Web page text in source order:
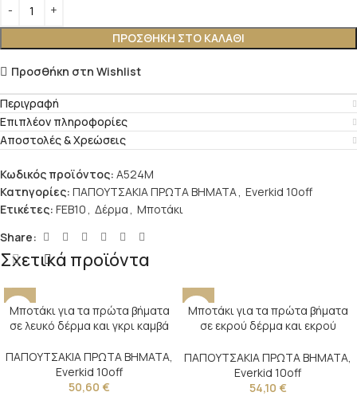
ΠΡΟΣΘΉΚΗ ΣΤΟ ΚΑΛΆΘΙ
Προσθήκη στη Wishlist
Περιγραφή
Επιπλέον πληροφορίες
Αποστολές & Χρεώσεις
Κωδικός προϊόντος: Α524Μ
Κατηγορίες: ΠΑΠΟΥΤΣΑΚΙΑ ΠΡΩΤΑ ΒΗΜΑΤΑ, Everkid 10off
Ετικέτες: FEB10, Δέρμα, Μποτάκι
Share:
Σχετικά προϊόντα
Μποτάκι για τα πρώτα βήματα
σε λευκό δέρμα και γκρι καμβά
ΠΑΠΟΥΤΣΑΚΙΑ ΠΡΩΤΑ ΒΗΜΑΤΑ,
Everkid 10off
50,60 €
Μποτάκι για τα πρώτα βήματα
σε εκρού δέρμα και εκρού
ΠΑΠΟΥΤΣΑΚΙΑ ΠΡΩΤΑ ΒΗΜΑΤΑ,
Everkid 10off
54,10 €